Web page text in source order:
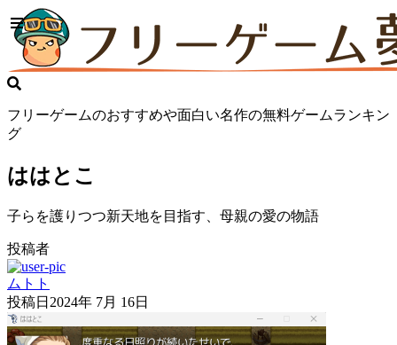
フリーゲームのおすすめや面白い名作の無料ゲームランキン
グ
ははとこ
子らを護りつつ新天地を目指す、母親の愛の物語
投稿者
ムトト
投稿日 2024年 7月 16日